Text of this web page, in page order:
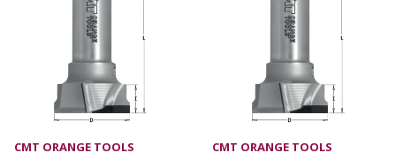
CMT ORANGE TOOLS CMT ORANGE TOOLS